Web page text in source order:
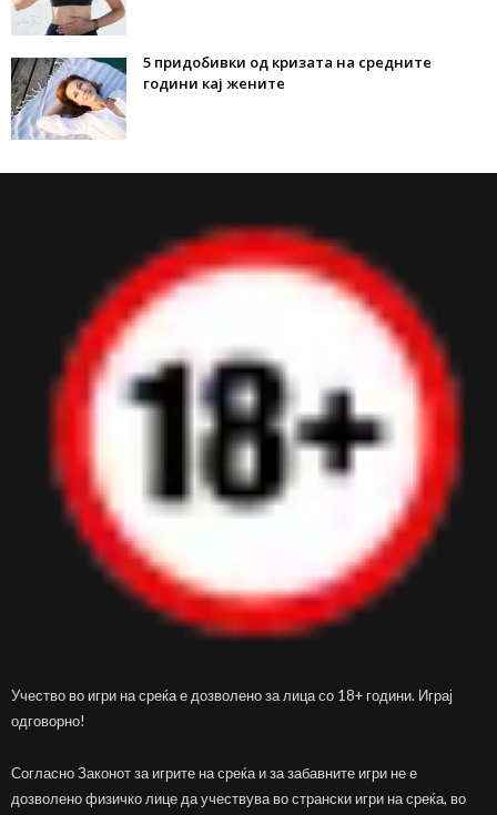
5 придобивки од кризата на средните
години кај жените
Учество во игри на среќа е дозволено за лица со 18+ години. Играј
одговорно!
Согласно Законот за игрите на среќа и за забавните игри не е
дозволено физичко лице да учествува во странски игри на среќа, во